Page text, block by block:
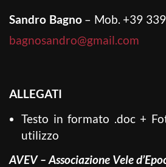
Sandro Bagno– Mob. +39
bagnosandro@gmail.com
ALLEGATI
Testo in formato .doc +
utilizzo
AVEV – Associazione Vele